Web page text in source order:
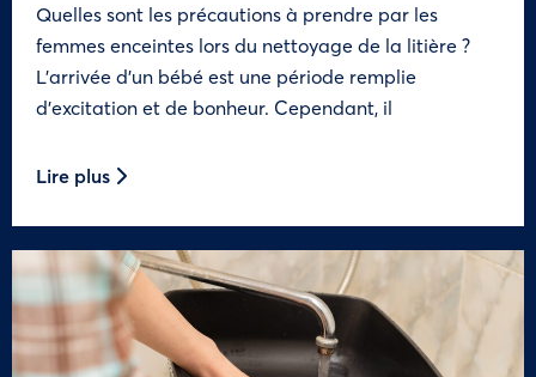
Quelles sont les précautions à prendre par les
femmes enceintes lors du nettoyage de la litière ?
L’arrivée d’un bébé est une période remplie
d’excitation et de bonheur. Cependant, il
Lire plus